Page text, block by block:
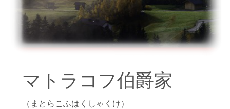
マトラコフ伯爵家
（まとらこふはくしゃくけ）